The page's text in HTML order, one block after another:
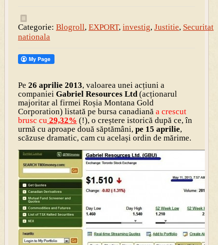
Categorie: Blogroll, EXPORT, investig, Justitie, Securitate
nationala
Pe 26 aprilie 2013, valoarea unei acțiuni a
companiei Gabriel Resources Ltd(acționarul
majoritar al firmei Roșia Montana Gold
Corporation) listată pe bursa canadiană a crescut
brusc cu 29,32% (!), o creștere istorică după ce, în
urmă cu aproape două săptămâni, pe 15 aprilie,
scăzuse dramatic, cam cu același ordin de mărime.